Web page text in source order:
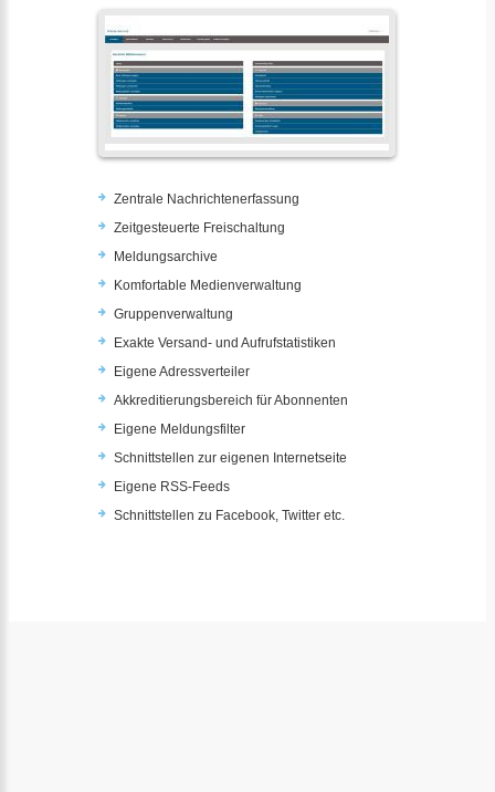
Zentrale Nachrichtenerfassung
Zeitgesteuerte Freischaltung
Meldungsarchive
Komfortable Medienverwaltung
Gruppenverwaltung
Exakte Versand- und Aufrufstatistiken
Eigene Adressverteiler
Akkreditierungsbereich für Abonnenten
Eigene Meldungsfilter
Schnittstellen zur eigenen Internetseite
Eigene RSS-Feeds
Schnittstellen zu Facebook, Twitter etc.